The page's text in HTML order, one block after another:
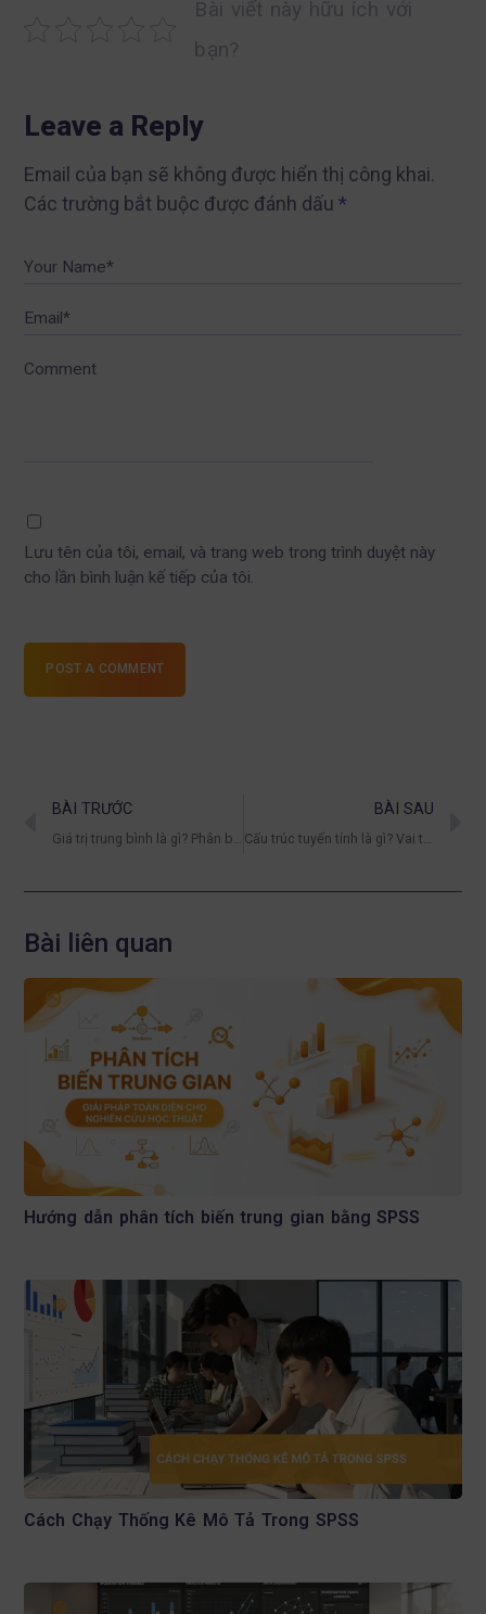
Leave a Reply
Email của bạn sẽ không được hiển thị công khai.
Các trường bắt buộc được đánh dấu*
Your Name*
Email*
Comment
Lưu tên của tôi, email, và trang web trong trình duyệt này
cho lần bình luận kế tiếp của tôi.
POST A COMMENT
BÀI TRƯỚC BÀI SAU
Bài liên quan
Hướng dẫn phân tích biến trung gian bằng SPSS
Cách Chạy Thống Kê Mô Tả Trong SPSS